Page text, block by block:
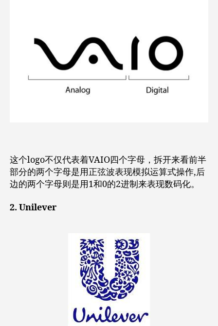
这个logo不仅代表着VAIO四个字母，拆开来看前半
部分的两个字母是用正弦波表现模拟运算式操作,后
边的两个字母则是用1和0的2进制来表现数码化。
2. Unilever